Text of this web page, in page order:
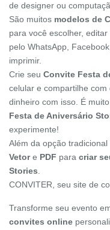
de designer ou
São muitos modelos de
para você escolher,
pelo WhatsApp,
imprimir.
Crie seu Convite Festa
celular e compartilhe
dinheiro com isso. É
Festa de Aniversário
experimente!
Além da opção
Vetore PDF para criar
Stories
CONVITER, seu site de
Transforme seu evento
convites online